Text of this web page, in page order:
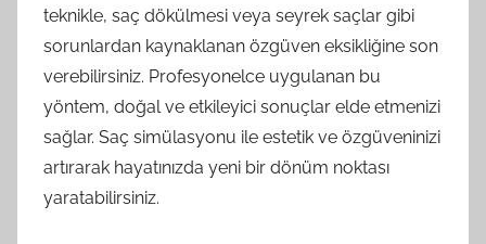
teknikle, saç dökülmesi veya seyrek saçlar gibi
sorunlardan kaynaklanan özgüven eksikliğine son
verebilirsiniz. Profesyonelce uygulanan bu
yöntem, doğal ve etkileyici sonuçlar elde etmenizi
sağlar. Saç simülasyonu ile estetik ve özgüveninizi
artırarak hayatınızda yeni bir dönüm noktası
yaratabilirsiniz.